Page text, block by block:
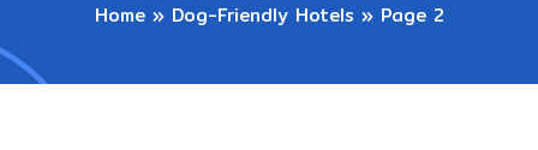
Home» Dog-Friendly Hotels » Page 2